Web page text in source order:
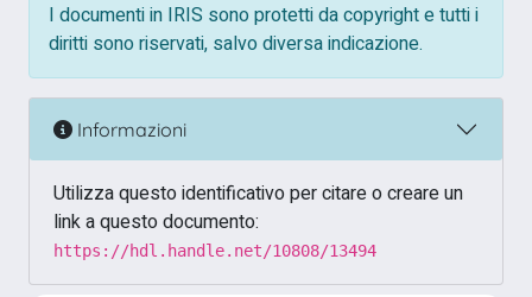
I documenti in IRIS sono protetti da copyright e tutti i
diritti sono riservati, salvo diversa indicazione.
Informazioni
Utilizza questo identificativo per citare o creare un
link a questo documento:
https://hdl.handle.net/10808/13494